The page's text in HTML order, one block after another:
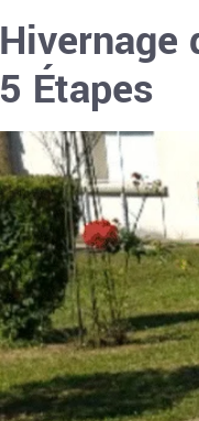
Hivernage
5 Étapes